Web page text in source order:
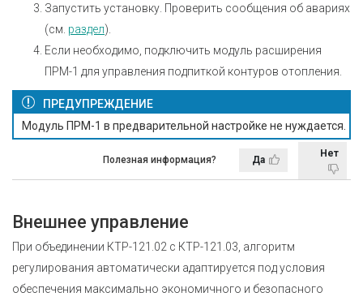
Запустить установку. Проверить сообщения об авариях
(см. раздел).
Если необходимо, подключить модуль расширения
ПРМ-1 для управления подпиткой контуров отопления.
ПРЕДУПРЕЖДЕНИЕ
Модуль ПРМ-1 в предварительной настройке не нуждается.
Полезная информация? Да
Нет
Внешнее управление
При объединении КТР-121.02 с КТР-121.03, алгоритм
регулирования автоматически адаптируется под условия
обеспечения максимально экономичного и безопасного